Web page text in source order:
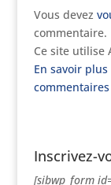
Vous devez
commentaire.
Ce site utilise
En savoir
Inscrivez-
[sibwp_form